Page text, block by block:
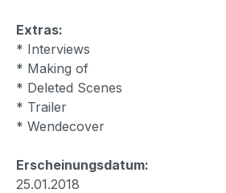
Extras:
* Interviews
* Making of
* Deleted Scenes
* Trailer
* Wendecover
Erscheinungsdatum:
25.01.2018